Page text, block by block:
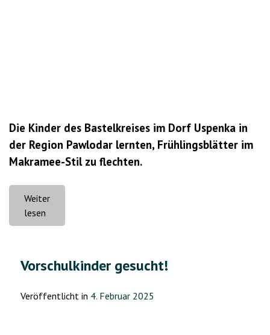
Die Kinder des Bastelkreises im Dorf Uspenka in
der Region Pawlodar lernten, Frühlingsblätter im
Makramee-Stil zu flechten.
Weiter
lesen
Knoten
Vorschulkinder gesucht!
Veröffentlicht in 4. Februar 2025